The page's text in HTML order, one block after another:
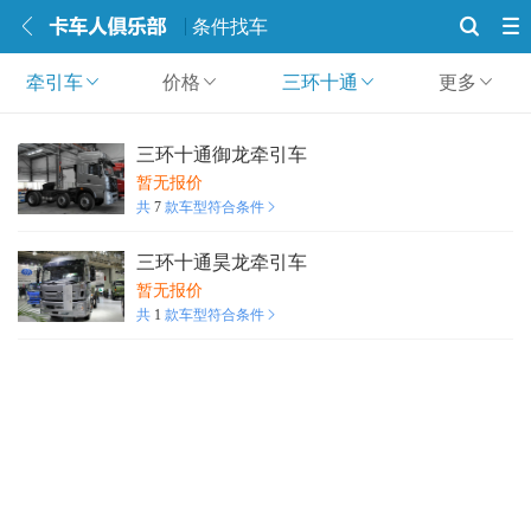
条件找车
牵引车 价格 三环十通 更多
三环十通御龙牵引车
暂无报价
共 7 款车型符合条件
三环十通昊龙牵引车
暂无报价
共 1 款车型符合条件